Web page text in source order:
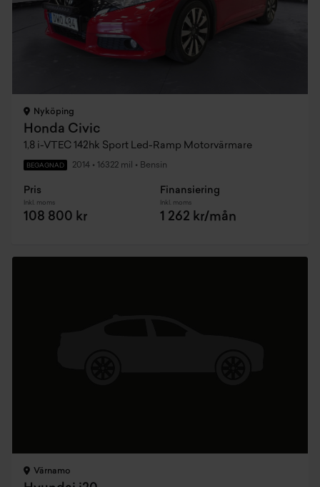
Nyköping
Honda Civic
1,8 i-VTEC 142hk Sport Led-Ramp Motorvärmare
BEGAGNAD 2014 • 16322 mil • Bensin
Pris
Inkl. moms
108 800 kr
Finansiering
Inkl. moms
1 262 kr/mån
Värnamo